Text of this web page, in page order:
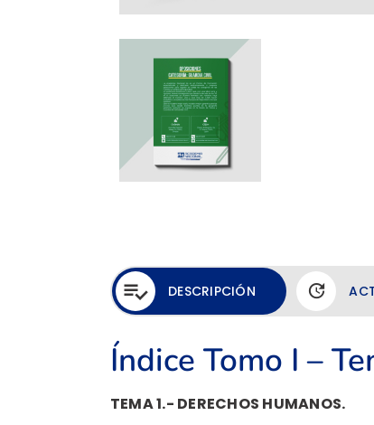
DESCRIPCIÓN
Índice Tomo I –
TEMA 1.- DERECHOS HUMANOS.